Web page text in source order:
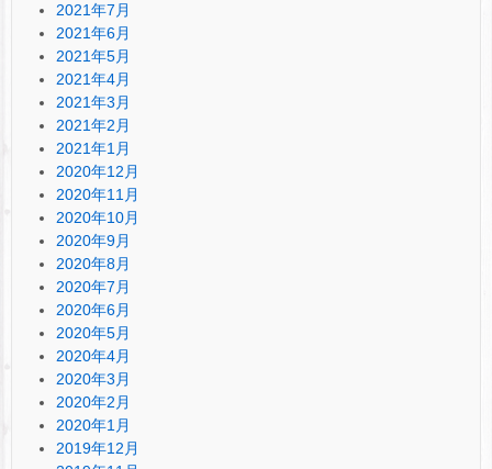
2021年7月
2021年6月
2021年5月
2021年4月
2021年3月
2021年2月
2021年1月
2020年12月
2020年11月
2020年10月
2020年9月
2020年8月
2020年7月
2020年6月
2020年5月
2020年4月
2020年3月
2020年2月
2020年1月
2019年12月